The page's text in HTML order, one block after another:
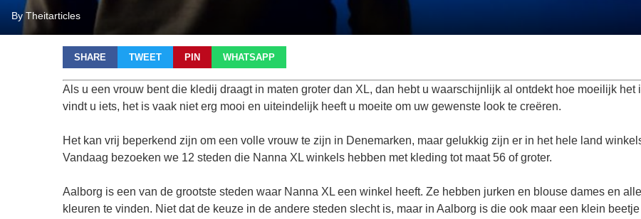
By Theitarticles
SHARE TWEET PIN WHATSAPP
Als u een vrouw bent die kledij draagt in maten groter dan XL, dan hebt u waarschijnlijk al ontdekt hoe moeilijk het
vindt u iets, het is vaak niet erg mooi en uiteindelijk heeft u moeite om uw gewenste look te creëren.
Het kan vrij beperkend zijn om een volle vrouw te zijn in Denemarken, maar gelukkig zijn er in het hele land
Vandaag bezoeken we 12 steden die Nanna XL winkels hebben met kleding tot maat 56 of groter.
Aalborg is een van de grootste steden waar Nanna XL een winkel heeft. Ze hebben jurken en blouse dames en
kleuren te vinden. Niet dat de keuze in de andere steden slecht is, maar in Aalborg is die ook maar een klein